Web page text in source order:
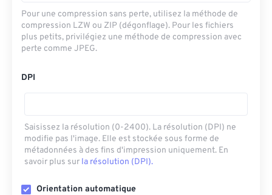
Pour une compression sans perte, utilisez la méthode de
compression LZW ou ZIP (dégonflage). Pour les fichiers
plus petits, privilégiez une méthode de compression avec
perte comme JPEG.
DPI
Saisissez la résolution (0-2400). La résolution (DPI) ne
modifie pas l'image. Elle est stockée sous forme de
métadonnées à des fins d'impression uniquement. En
savoir plus sur la résolution (DPI).
Orientation automatique